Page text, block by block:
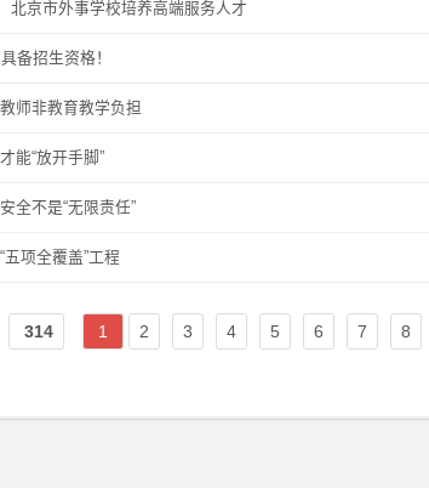
北京市外事学校培养高端服务人才
备招生资格！
师非教育教学负担
能“放开手脚”
全不是“无限责任”
项全覆盖”工程
314 1 2 3 4 5 6 7 8